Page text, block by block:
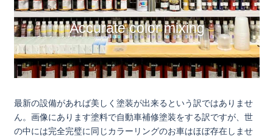
Accurate color mixing
最新の設備があれば美しく塗装が出来るという訳ではありませ
ん。画像にあります塗料で自動車補修塗装をする訳ですが、世
の中には完全完璧に同じカラーリングのお車はほぼ存在しませ